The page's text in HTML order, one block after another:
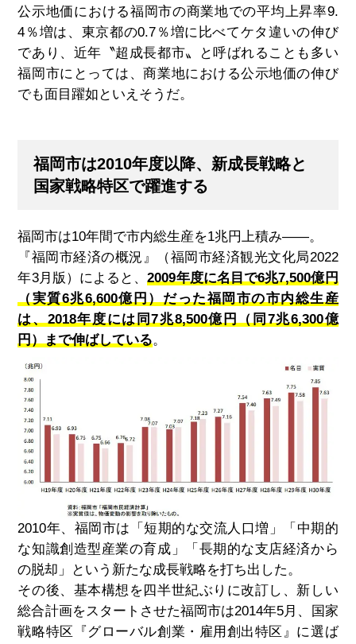
公示地価における福岡市の商業地での平均上昇率9.
4％増は、東京都の0.7％増に比べてケタ違いの伸び
であり、近年〝超成長都市〟と呼ばれることも多い
福岡市にとっては、商業地における公示地価の伸び
でも面目躍如といえそうだ。
福岡市は2010年度以降、新成長戦略と
国家戦略特区で躍進する
福岡市は10年間で市内総生産を1兆円上積み――。
『福岡市経済の概況』（福岡市経済観光文化局2022
年3月版）によると、2009年度に名目で6兆7,500億円
（実質6兆6,600億円）だった福岡市の市内総生産
は、2018年度には同7兆8,500億円（同7兆6,300億
円）まで伸ばしている。
2010年、福岡市は「短期的な交流人口増」「中期的
な知識創造型産業の育成」「長期的な支店経済から
の脱却」という新たな成長戦略を打ち出した。
その後、基本構想を四半世紀ぶりに改訂し、新しい
総合計画をスタートさせた福岡市は2014年5月、国家
戦略特区『グローバル創業・雇用創出特区』に選ば